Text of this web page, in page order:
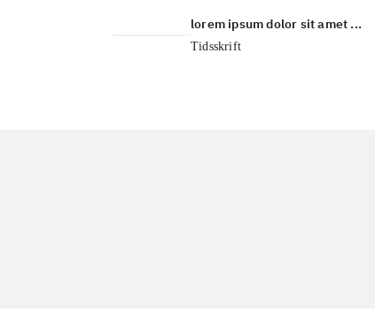
lorem ipsum dolor sit amet ...
Tidsskrift